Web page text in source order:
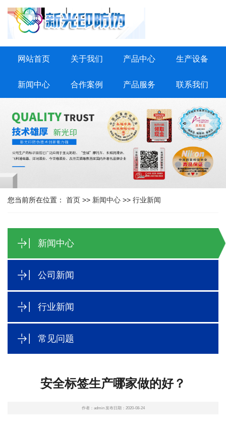
网站首页 关于我们 产品中心 生产设备
新闻中心 合作案例 产品服务 联系我们
您当前所在位置： 首页 >> 新闻中心 >> 行业新闻
新闻中心
公司新闻
行业新闻
常见问题
安全标签生产哪家做的好？
作者：admin 发布日期：2020-08-24